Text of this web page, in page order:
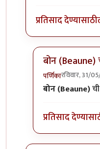
प्रतिसाद देण्यासाठी
बोन
पर्णिकारविवार, 31/
In reply toहो.
बोन (Beaune)
प्रतिसाद